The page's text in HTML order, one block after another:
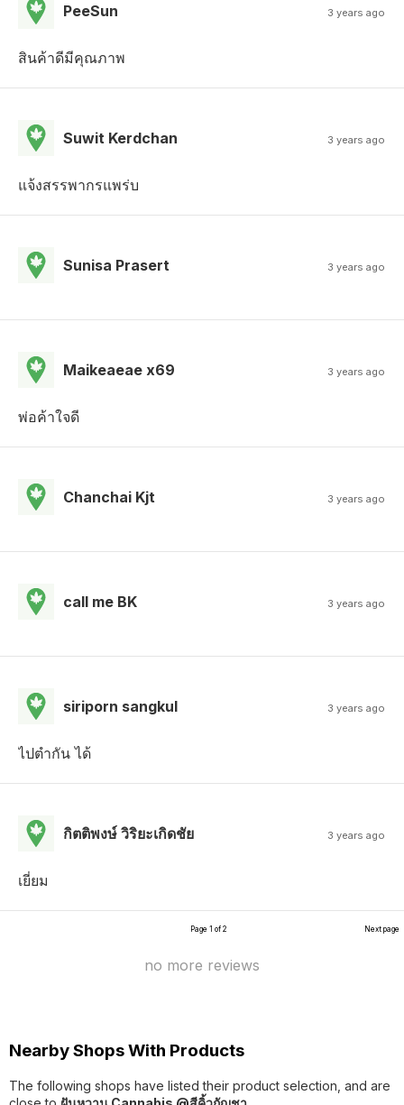
PeeSun 3 years ago
สินค้าดีมีคุณภาพ
Suwit Kerdchan 3 years ago
แจ้งสรรพากรแพร่บ
Sunisa Prasert 3 years ago
Maikeaeae x69 3 years ago
พ่อค้าใจดี
Chanchai Kjt 3 years ago
call me BK 3 years ago
siriporn sangkul 3 years ago
ไปตำกัน ได้
กิตติพงษ์ วิริยะเกิดชัย 3 years ago
เยี่ยม
Page 1 of 2 Next page
no more reviews
Nearby Shops With Products
The following shops have listed their product selection, and are